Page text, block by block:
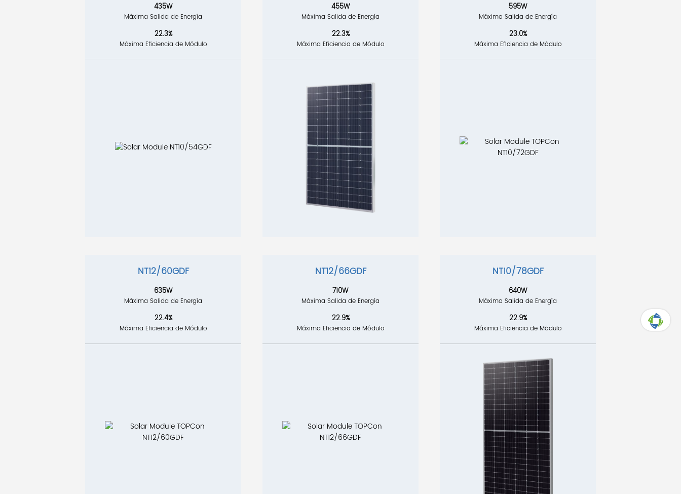
435W
Máxima Salida de Energía
22.3%
Máxima Eficiencia de Módulo
455W
Máxima Salida de Energía
22.3%
Máxima Eficiencia de Módulo
595W
Máxima Salida de Energía
23.0%
Máxima Eficiencia de Módulo
NT12/60GDF
635W
Máxima Salida de Energía
22.4%
Máxima Eficiencia de Módulo
NT12/66GDF
710W
Máxima Salida de Energía
22.9%
Máxima Eficiencia de Módulo
NT10/78GDF
640W
Máxima Salida de Energía
22.9%
Máxima Eficiencia de Módulo